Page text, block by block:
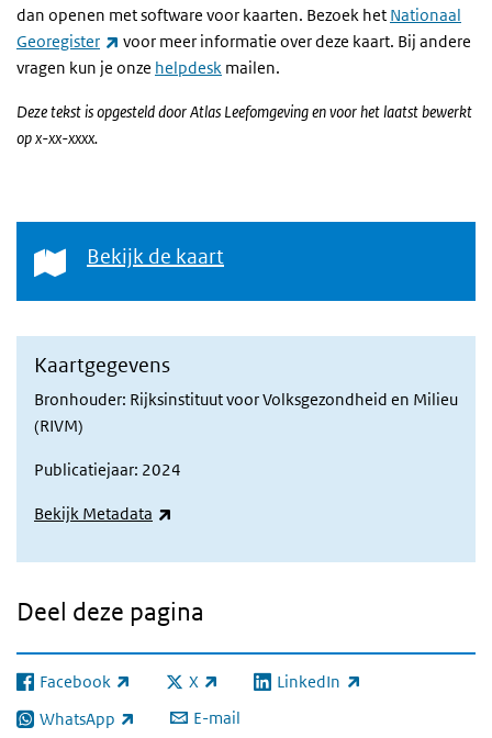
dan openen met software voor kaarten. Bezoek het Nationaal
Georegister
(externe link)
voor meer informatie over deze kaart. Bij andere
vragen kun je onze helpdesk mailen.
Deze tekst is opgesteld door Atlas Leefomgeving en voor het laatst bewerkt
op x-xx-xxxx.
Bekijk de kaart
Bekijk de kaart
Kaartgegevens
Bronhouder: Rijksinstituut voor Volksgezondheid en Milieu
(RIVM)
Publicatiejaar: 2024
Bekijk Metadata
Deel deze pagina
Facebook
(externe link) X
(externe link) LinkedIn
(externe link)
WhatsApp
(externe link) E-mail